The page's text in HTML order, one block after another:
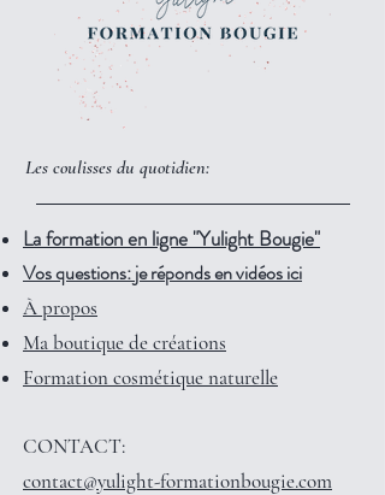
Les coulisses du quotidien:
La formation en ligne "Yulight Bougie"
Vos questions: je réponds en vidéos ici
À propos
Ma boutique de créations
Formation cosmétique naturelle
CONTACT:
contact@yulight-formationbougie.com